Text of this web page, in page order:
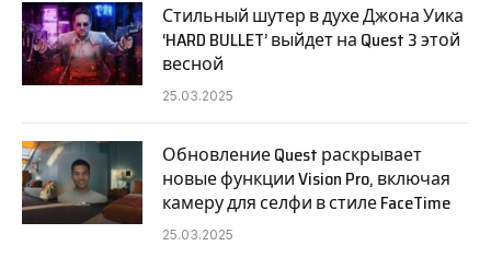
Стильный шутер в духе Джона Уика
‘HARD BULLET’ выйдет на Quest 3 этой
весной
25.03.2025
Обновление Quest раскрывает
новые функции Vision Pro, включая
камеру для селфи в стиле FaceTime
25.03.2025